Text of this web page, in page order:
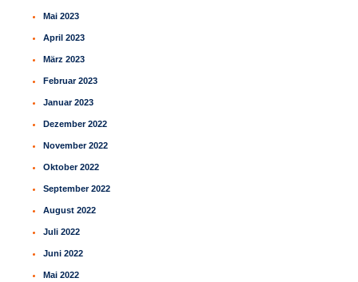
Mai 2023
April 2023
März 2023
Februar 2023
Januar 2023
Dezember 2022
November 2022
Oktober 2022
September 2022
August 2022
Juli 2022
Juni 2022
Mai 2022